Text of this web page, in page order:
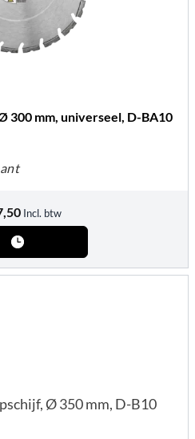
300 mm, universeel, D-BA10
Incl. btw